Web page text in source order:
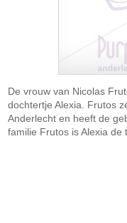
De vrouw van Nicolas
dochtertje Alexia. Frutos
Anderlecht en heeft de
familie Frutos is Alexia de